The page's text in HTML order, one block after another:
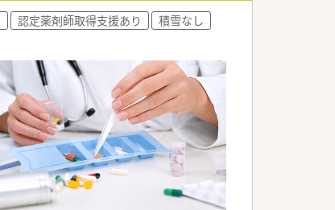
便性向上に努めています。
を惜しまない会社です。
みも行われています。
認定薬剤師取得支援あり
積雪なし